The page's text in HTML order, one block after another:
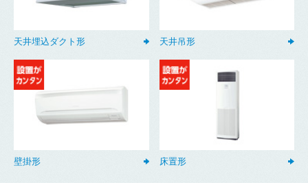
天井埋込ダクト形 天井吊形
壁掛形 床置形